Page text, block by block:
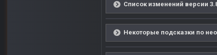
Список изменений версии
Некоторые подсказки по